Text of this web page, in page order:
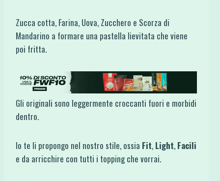
Zucca cotta, Farina, Uova, Zucchero e Scorza di
Mandarino a formare una pastella lievitata che viene
poi fritta.
Gli originali sono leggermente croccanti fuori e morbidi
dentro.
Io te li propongo nel nostro stile, ossia Fit, Light, Facili
e da arricchire con tutti i topping che vorrai.